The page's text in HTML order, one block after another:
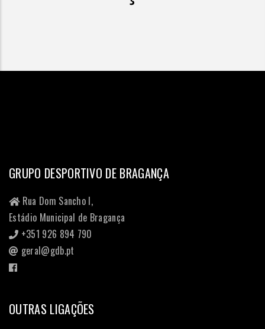
GRUPO DESPORTIVO DE BRAGANÇA
Rua Dom Sancho I,
Estádio Municipal de Bragança
+351 926 894 790
geral@gdb.pt
OUTRAS LIGAÇÕES